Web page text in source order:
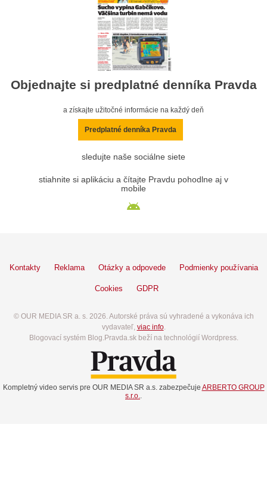
Objednajte si predplatné denníka Pravda
a získajte užitočné informácie na každý deň
Predplatné denníka Pravda
sledujte naše sociálne siete
stiahnite si aplikáciu a čítajte Pravdu pohodlne aj v
mobile
Kontakty Reklama Otázky a odpovede Podmienky používania
Cookies GDPR
© OUR MEDIA SR a. s. 2026. Autorské práva sú vyhradené a vykonáva ich
vydavateľ, viac info.
Blogovací systém Blog.Pravda.sk beží na technológií Wordpress.
Kompletný video servis pre OUR MEDIA SR a.s. zabezpečuje ARBERTO GROUP
s.r.o..